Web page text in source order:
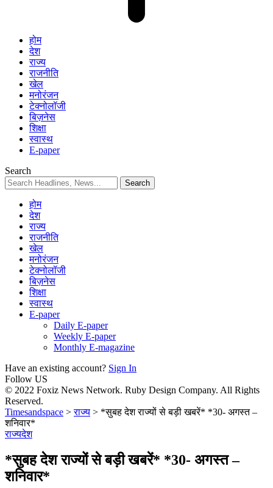
होम
देश
राज्य
राजनीति
खेल
मनोरंजन
टेक्नोलॉजी
बिज़नेस
शिक्षा
स्वास्थ
E-paper
Search
होम
देश
राज्य
राजनीति
खेल
मनोरंजन
टेक्नोलॉजी
बिज़नेस
शिक्षा
स्वास्थ
E-paper
Daily E-paper
Weekly E-paper
Monthly E-magazine
Have an existing account? Sign In
Follow US
© 2022 Foxiz News Network. Ruby Design Company. All Rights
Reserved.
Timesandspace >राज्य > *सुबह देश राज्यों से बड़ी खबरें* *30- अगस्त –
शनिवार*
राज्यदेश
*सुबह देश राज्यों से बड़ी खबरें* *30- अगस्त –
शनिवार*